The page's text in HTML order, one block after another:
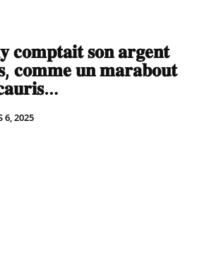
𝐜𝐨𝐦𝐩𝐭𝐚𝐢𝐭 𝐬𝐨𝐧 𝐚𝐫𝐠𝐞𝐧𝐭
𝐜𝐨𝐦𝐦𝐞 𝐮𝐧 𝐦𝐚𝐫𝐚𝐛𝐨𝐮𝐭
6, 2025